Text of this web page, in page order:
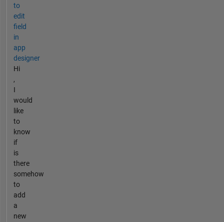
to
edit
field
in
app
designer
Hi
,
I
would
like
to
know
if
is
there
somehow
to
add
a
new